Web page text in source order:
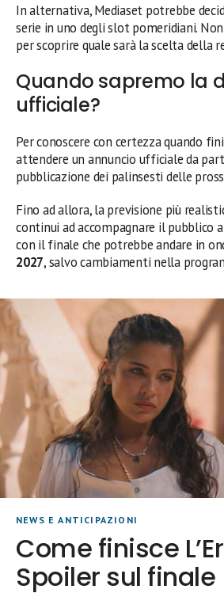
In alternativa, Mediaset potrebbe
serie in uno degli slot pomeridiani.
per scoprire quale sarà la scelta della
Quando sapremo la
ufficiale?
Per conoscere con certezza quando
attendere un annuncio ufficiale da
pubblicazione dei palinsesti delle
Fino ad allora, la previsione più
continui ad accompagnare il pubblico
con il finale che potrebbe andare in
2027, salvo cambiamenti nella
NEWS E ANTICIPAZIONI
Come finisce
Spoiler sul finale